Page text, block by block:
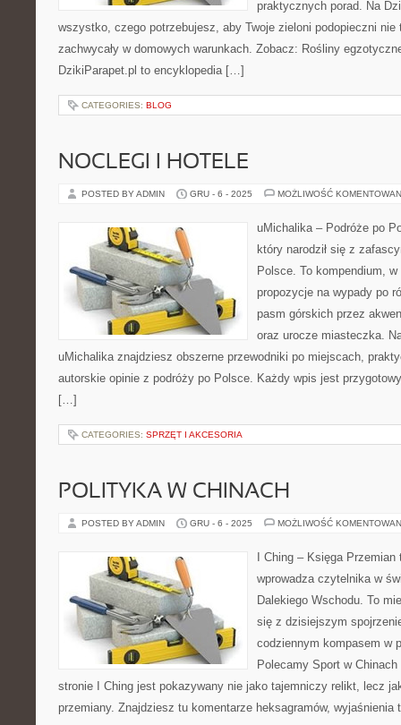
praktycznych porad. Na
wszystko, czego potrzebujesz, aby Twoje zieloni podopieczni nie
zachwycały w domowych warunkach. Zobacz: Rośliny
DzikiParapet.pl to encyklopedia […]
CATEGORIES: BLOG
NOCLEGI I HOTELE
POSTED BY ADMIN GRU - 6 - 2025 MOŻLIWOŚĆ
uMichalika – Podróże po
który narodził się z
Polsce. To kompendium,
propozycje na wypady po
pasm górskich przez
oraz urocze miasteczka.
uMichalika znajdziesz obszerne przewodniki po miejscach,
autorskie opinie z podróży po Polsce. Każdy wpis jest
[…]
CATEGORIES: SPRZĘT I AKCESORIA
POLITYKA W CHINACH
POSTED BY ADMIN GRU - 6 - 2025 MOŻLIWOŚĆ
I Ching – Księga
wprowadza czytelnika w
Dalekiego Wschodu. To
się z dzisiejszym
codziennym kompasem w
Polecamy Sport w
stronie I Ching jest pokazywany nie jako tajemniczy relikt, lecz
przemiany. Znajdziesz tu komentarze heksagramów,